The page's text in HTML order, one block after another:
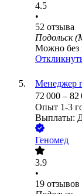
4.5
•
52 отзыва
Подольск
Можно без
Менеджер
72 000 – 82
Опыт 1-3
Выплаты:
Геномед
3.9
•
19 отзывов